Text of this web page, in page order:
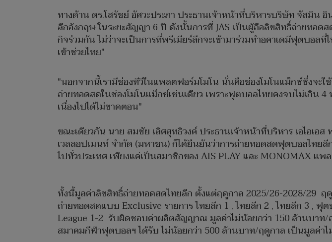
ทางด้าน ดร.โสรัชย์ อัศวะประภา ประธานเจ้าหน้าที่บริหารบริษัท จัสมิน
ลีกอังกฤษ ในระยะสัญญา 6 ปี ดังนั้นการที่ JAS เป็นผู้ถือลิขสิทธิ์ถ่ายทอ
กิจร่วมกัน ไม่ว่าจะเป็นการที่พรีเมียร์ลีกจะเข้ามาร่วมทำอคาเดมีฟุตบอ
เข้าช่วยไทย"
"นอกจากนี้เรามีช่องทีวีในแพลตฟอร์มโมโน นั่นคือช่องโมโนแม็กซ์ซึ่งจะ
ถ่ายทอดสดในช่องโมโนแม็กซ์เช่นเดียว เพราะฟุตบอลไทยคงจบไม่เกิ
เนื่องไปได้ไม่ขาดตอน"
ขณะเดียวกัน นาย สมชัย เลิศสุทธิวงค์ ประธานเจ้าหน้าที่บริหาร เอไอเ
เวลลอปเมนท์ จำกัด (มหาชน) ก็ได้ยืนยันว่าการถ่ายทอดสดฟุตบอลไท
ไปทั่วประเทศ เพียงแค่เป็นสมาชิกของ AIS PLAY และ MONOMAX
ทั้งนี้มูลค่าลิขสิทธิ์ถ่ายทอดสดไทยลีก ตั้งแต่ฤดูกาล 2025/26-2028/29
ถ่ายทอดสดแบบ Exclusive รายการ ไทยลีก 1 , ไทยลีก 2 , ไทยลีก 3 , ฟุ
League 1-2 รับผิดชอบค่าผลิตสัญญาณ มูลค่าไม่น้อยกว่า 150 ล้านบาท/
สมาคมกีฬาฟุตบอลฯ ได้รับ ไม่น้อยกว่า 500 ล้านบาท/ฤดูกาล เป็นมูลค่า